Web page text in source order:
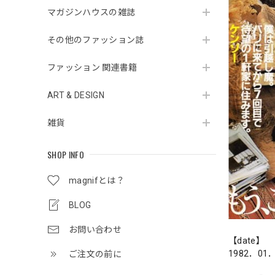
マガジンハウスの雑誌
その他のファッション誌
ファッション 関連書籍
ART & DESIGN
雑貨
SHOP INFO
magnifとは？
BLOG
お問い合わせ
ご注文の前に
【date】
1982．01